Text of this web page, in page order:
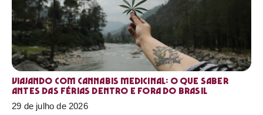
Viajando com cannabis medicinal: o que saber
antes das férias dentro e fora do Brasil
29 de julho de 2026